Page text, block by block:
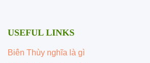
USEFUL LINKS
Biên Thùy nghĩa là gì